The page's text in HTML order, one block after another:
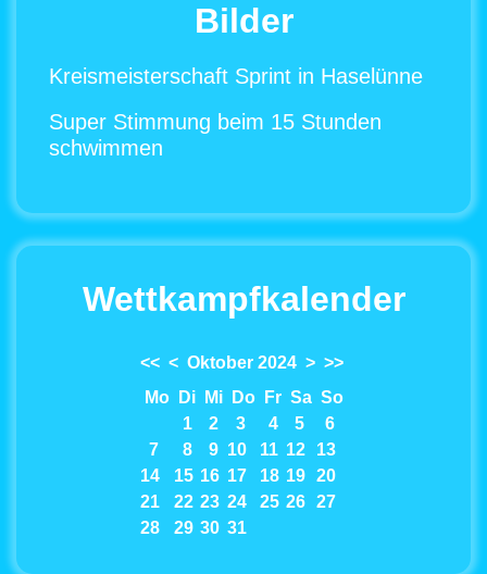
Bilder
Kreismeisterschaft Sprint in Haselünne
Super Stimmung beim 15 Stunden
schwimmen
Wettkampfkalender
<< < Oktober 2024 > >>
Mo
Di Mi Do Fr Sa So
1
2 3 4 5
6
7
8 9 10 11 12
13
14
15 16 17 18 19
20
21
22 23 24 25 26
27
28
29 30 31